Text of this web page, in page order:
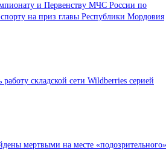
и Первенству МЧС России по
на приз главы Республики Мордовия
складской сети Wildberries серией
мертвыми на месте «подозрительного»